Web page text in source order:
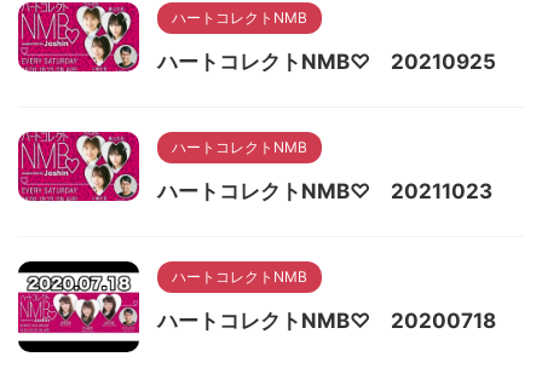
ハートコレクトNMB
ハートコレクトNMB♡ 20210925
ハートコレクトNMB
ハートコレクトNMB♡ 20211023
ハートコレクトNMB
ハートコレクトNMB♡ 20200718